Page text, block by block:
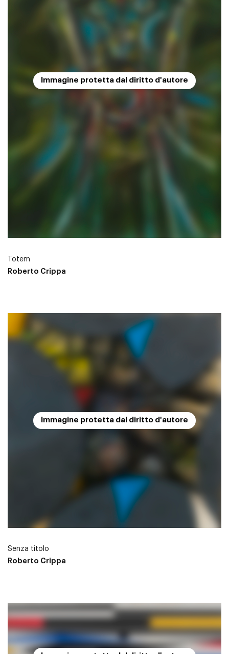
Immagine protetta dal diritto d'autore
Totem
Roberto Crippa
Immagine protetta dal diritto d'autore
Senza titolo
Roberto Crippa